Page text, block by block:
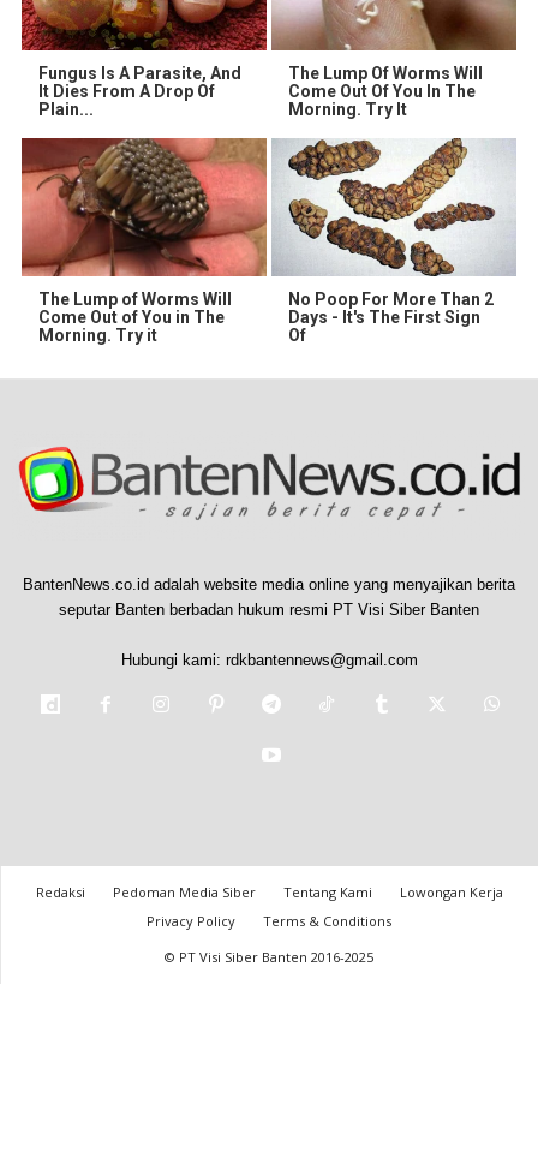
Fungus Is A Parasite, And
It Dies From A Drop Of
Plain...
The Lump Of Worms Will
Come Out Of You In The
Morning. Try It
The Lump of Worms Will
Come Out of You in The
Morning. Try it
No Poop For More Than 2
Days - It's The First Sign
Of
BantenNews.co.id adalah website media online yang menyajikan berita
seputar Banten berbadan hukum resmi PT Visi Siber Banten
Hubungi kami: rdkbantennews@gmail.com
Redaksi Pedoman Media Siber Tentang Kami
Lowongan Kerja
Privacy Policy
Terms & Conditions
© PT Visi Siber Banten 2016-2025